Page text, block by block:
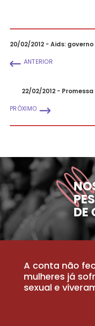
20/02/2012 - Aids:
ANTERIOR
22/02/2012 -
PRÓXIMO
DE
A conta não
mulheres já
sexual e